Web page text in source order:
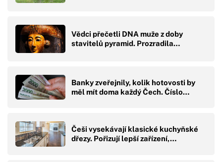
Vědci přečetli DNA muže z doby
stavitelů pyramid. Prozradila…
Banky zveřejnily, kolik hotovosti by
měl mít doma každý Čech. Číslo…
Češi vysekávají klasické kuchyňské
dřezy. Pořizují lepší zařízení,…